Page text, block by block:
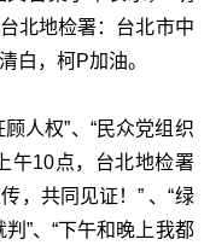
北地检署：台北市中
白，柯P加油。
人权”、“民众党组织
午10点，台北地检署
，共同见证！” 、“绿
”、“下午和晚上我都